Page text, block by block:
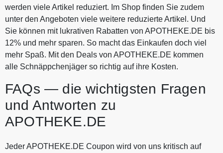
werden viele Artikel reduziert. Im Shop finden Sie zudem
unter den Angeboten viele weitere reduzierte Artikel. Und
Sie können mit lukrativen Rabatten von APOTHEKE.DE bis
12% und mehr sparen. So macht das Einkaufen doch viel
mehr Spaß. Mit den Deals von APOTHEKE.DE kommen
alle Schnäppchenjäger so richtig auf ihre Kosten.
FAQs — die wichtigsten Fragen
und Antworten zu
APOTHEKE.DE
Jeder APOTHEKE.DE Coupon wird von uns kritisch auf